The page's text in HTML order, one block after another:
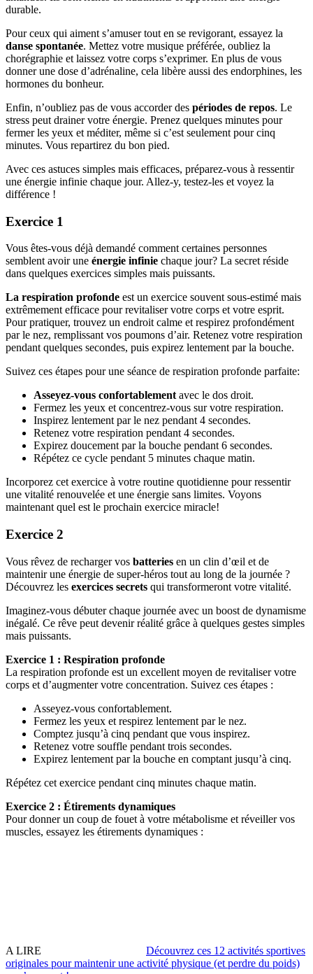
durable.
Pour ceux qui aiment s’amuser tout en se revigorant, essayez la
danse spontanée. Mettez votre musique préférée, oubliez la
chorégraphie et laissez votre corps s’exprimer. En plus de vous
donner une dose d’adrénaline, cela libère aussi des endorphines, les
hormones du bonheur.
Enfin, n’oubliez pas de vous accorder des périodes de repos. Le
stress peut drainer votre énergie. Prenez quelques minutes pour
fermer les yeux et méditer, même si c’est seulement pour cinq
minutes. Vous repartirez du bon pied.
Avec ces astuces simples mais efficaces, préparez-vous à ressentir
une énergie infinie chaque jour. Allez-y, testez-les et voyez la
différence !
Exercice 1
Vous êtes-vous déjà demandé comment certaines personnes
semblent avoir une énergie infinie chaque jour? La secret réside
dans quelques exercices simples mais puissants.
La respiration profonde est un exercice souvent sous-estimé mais
extrêmement efficace pour revitaliser votre corps et votre esprit.
Pour pratiquer, trouvez un endroit calme et respirez profondément
par le nez, remplissant vos poumons d’air. Retenez votre respiration
pendant quelques secondes, puis expirez lentement par la bouche.
Suivez ces étapes pour une séance de respiration profonde parfaite:
Asseyez-vous confortablement avec le dos droit.
Fermez les yeux et concentrez-vous sur votre respiration.
Inspirez lentement par le nez pendant 4 secondes.
Retenez votre respiration pendant 4 secondes.
Expirez doucement par la bouche pendant 6 secondes.
Répétez ce cycle pendant 5 minutes chaque matin.
Incorporez cet exercice à votre routine quotidienne pour ressentir
une vitalité renouvelée et une énergie sans limites. Voyons
maintenant quel est le prochain exercice miracle!
Exercice 2
Vous rêvez de recharger vos batteries en un clin d’œil et de
maintenir une énergie de super-héros tout au long de la journée ?
Découvrez les exercices secrets qui transformeront votre vitalité.
Imaginez-vous débuter chaque journée avec un boost de dynamisme
inégalé. Ce rêve peut devenir réalité grâce à quelques gestes simples
mais puissants.
Exercice 1 : Respiration profonde
La respiration profonde est un excellent moyen de revitaliser votre
corps et d’augmenter votre concentration. Suivez ces étapes :
Asseyez-vous confortablement.
Fermez les yeux et respirez lentement par le nez.
Comptez jusqu’à cinq pendant que vous inspirez.
Retenez votre souffle pendant trois secondes.
Expirez lentement par la bouche en comptant jusqu’à cinq.
Répétez cet exercice pendant cinq minutes chaque matin.
Exercice 2 : Étirements dynamiques
Pour donner un coup de fouet à votre métabolisme et réveiller vos
muscles, essayez les étirements dynamiques :
A LIRE
Découvrez ces 12 activités sportives
originales pour maintenir une activité physique (et perdre du poids)